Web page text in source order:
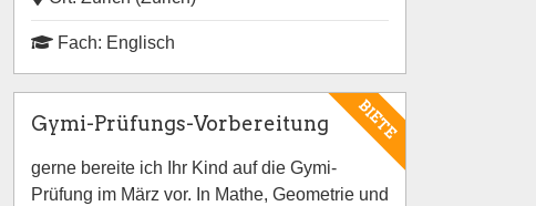
Fach: Englisch
BIETE
Gymi-Prüfungs-Vorbereitung
gerne bereite ich Ihr Kind auf die Gymi-
Prüfung im März vor. In Mathe, Geometrie und